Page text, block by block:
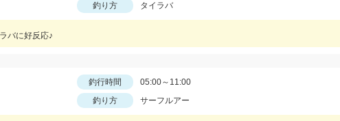
釣り方
タイラバ
バに好反応♪
釣行時間
05:00～11:00
釣り方
サーフルアー